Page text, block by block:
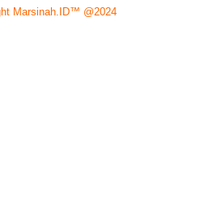
Marsinah.ID™ @2024